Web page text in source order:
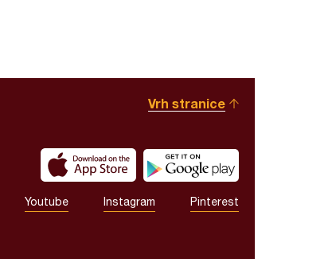
Vrh stranice
Youtube Instagram Pinterest